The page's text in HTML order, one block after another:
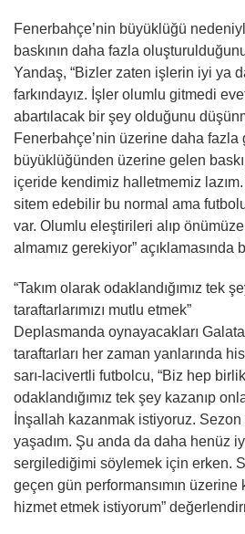
Fenerbahçe’nin büyüklüğü
baskının daha fazla
Yandaş, “Bizler zaten işlerin iyi ya
farkındayız. İşler olumlu gitmedi
abartılacak bir şey olduğunu
Fenerbahçe’nin üzerine daha
büyüklüğünden üzerine gelen
içeride kendimiz halletmemiz lazım.
sitem edebilir bu normal ama
var. Olumlu eleştirileri alıp
almamız gerekiyor” açıklamasında
“Takım olarak odaklandığımız tek
taraftarlarımızı mutlu etmek”
Deplasmanda oynayacakları
taraftarları her zaman yanlarında
sarı-lacivertli futbolcu, “Biz hep
odaklandığımız tek şey kazanıp
İnşallah kazanmak istiyoruz. Sezon
yaşadım. Şu anda da daha henüz
sergilediğimi söylemek için erken.
geçen gün performansımın
hizmet etmek istiyorum”